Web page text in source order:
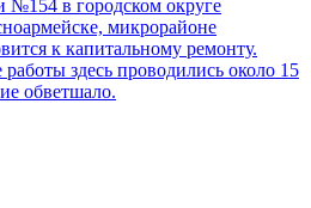
№154 в городском округе
микрорайоне
к капитальному ремонту.
здесь проводились около 15
обветшало.